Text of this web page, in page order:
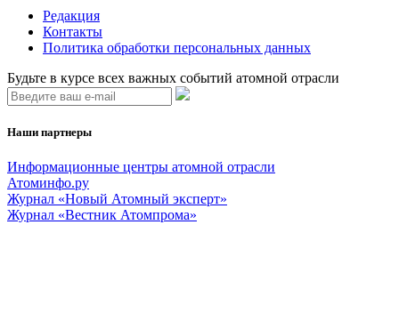
Редакция
Контакты
Политика обработки персональных данных
Будьте в курсе всех важных событий атомной отрасли
Наши партнеры
Информационные центры атомной отрасли
Атоминфо.ру
Журнал «Новый Атомный эксперт»
Журнал «Вестник Атомпрома»